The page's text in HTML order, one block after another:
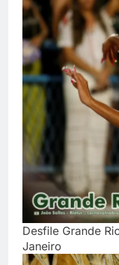
Desfile Grande
Janeiro